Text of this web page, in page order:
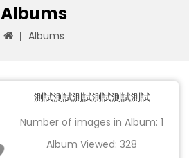
Albums
Albums
測試測試測試測試測試測試
Number of images in Album: 1
Album Viewed: 328